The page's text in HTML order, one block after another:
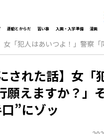
運動とからだ 習い事 入園・入学準備 漫画
女「犯人はあいつよ！」警察
された話】女「
願えますか？」
”にゾッ